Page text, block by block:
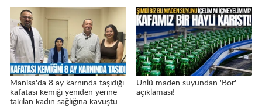
Manisa'da 8 ay karnında taşıdığı
kafatası kemiği yeniden yerine
takılan kadın sağlığına kavuştu
Ünlü maden suyundan 'Bor'
açıklaması!